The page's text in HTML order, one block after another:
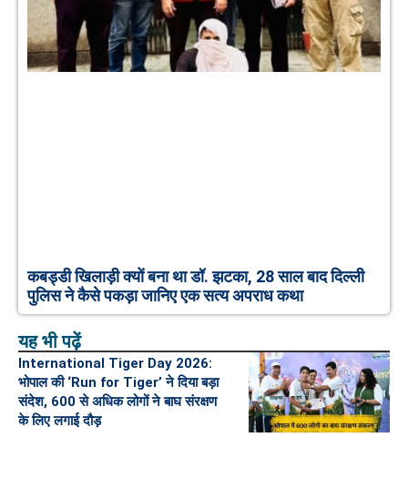
कबड्डी खिलाड़ी क्यों बना था डॉ. झटका, 28 साल बाद दिल्ली
पुलिस ने कैसे पकड़ा जानिए एक सत्य अपराध कथा
यह भी पढ़ें
International Tiger Day 2026:
भोपाल की ‘Run for Tiger’ ने दिया बड़ा
संदेश, 600 से अधिक लोगों ने बाघ संरक्षण
के लिए लगाई दौड़